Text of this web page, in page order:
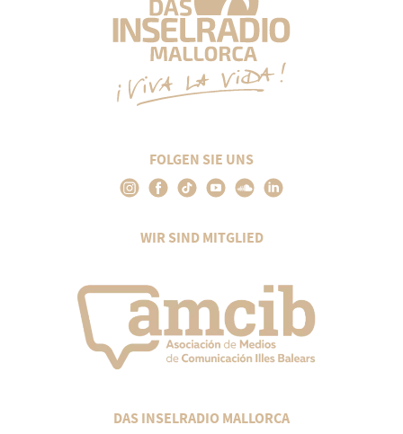
FOLGEN SIE UNS
WIR SIND MITGLIED
DAS INSELRADIO MALLORCA